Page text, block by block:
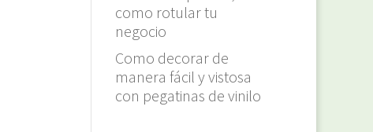
como rotular tu
negocio
Como decorar de
manera fácil y vistosa
con pegatinas de vinilo